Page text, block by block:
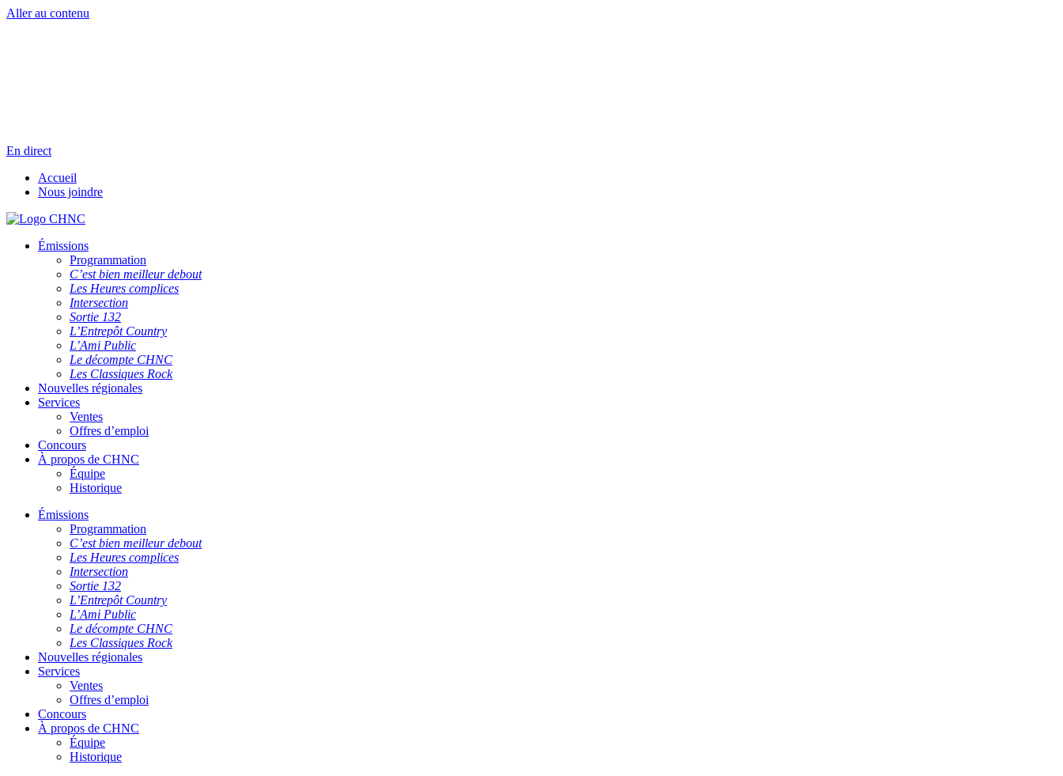
Aller au contenu
En direct
Accueil
Nous joindre
Émissions
Programmation
C’est bien meilleur debout
Les Heures complices
Intersection
Sortie 132
L’Entrepôt Country
L’Ami Public
Le décompte CHNC
Les Classiques Rock
Nouvelles régionales
Services
Ventes
Offres d’emploi
Concours
À propos de CHNC
Équipe
Historique
Émissions
Programmation
C’est bien meilleur debout
Les Heures complices
Intersection
Sortie 132
L’Entrepôt Country
L’Ami Public
Le décompte CHNC
Les Classiques Rock
Nouvelles régionales
Services
Ventes
Offres d’emploi
Concours
À propos de CHNC
Équipe
Historique